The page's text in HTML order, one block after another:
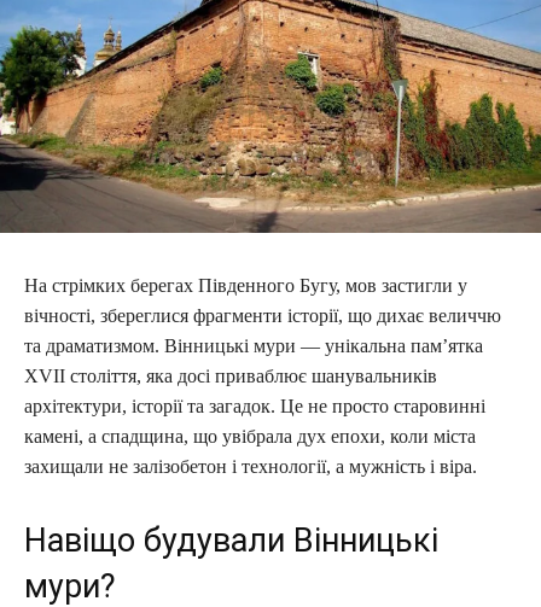
На стрімких берегах Південного Бугу, мов застигли у
вічності, збереглися фрагменти історії, що дихає величчю
та драматизмом. Вінницькі мури — унікальна пам’ятка
XVII століття, яка досі приваблює шанувальників
архітектури, історії та загадок. Це не просто старовинні
камені, а спадщина, що увібрала дух епохи, коли міста
захищали не залізобетон і технології, а мужність і віра.
Навіщо будували Вінницькі
мури?